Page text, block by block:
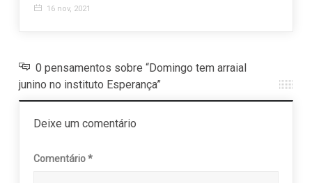
16 nov, 2021
0 pensamentos sobre “Domingo tem arraial
junino no instituto Esperança”
Deixe um comentário
Comentário*